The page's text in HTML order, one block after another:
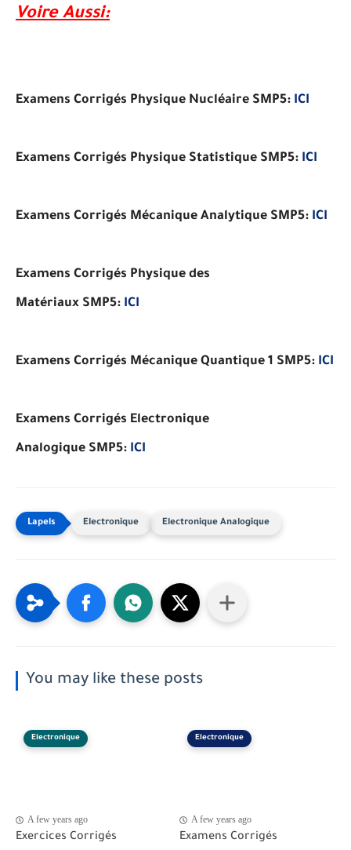
Voire Aussi:
Examens Corrigés Physique Nucléaire SMP5: ICI
Examens Corrigés Physique Statistique SMP5: ICI
Examens Corrigés Mécanique Analytique SMP5: ICI
Examens Corrigés Physique des
Matériaux SMP5: ICI
Examens Corrigés Mécanique Quantique 1 SMP5: ICI
Examens Corrigés Electronique
Analogique SMP5: ICI
Electronique Electronique Analogique
You may like these posts
Electronique
A few years ago
Exercices Corrigés
Electronique
A few years ago
Examens Corrigés